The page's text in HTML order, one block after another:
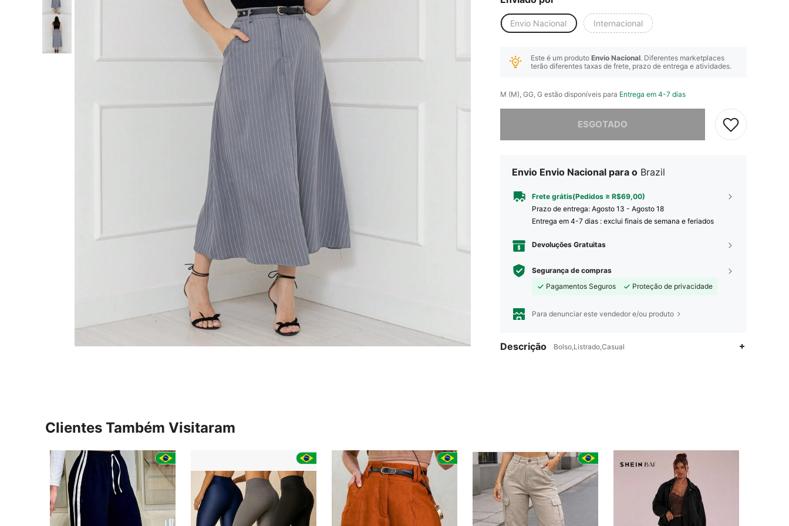
Envio Nacional Internacional
Este é um produto Envio Nacional. Diferentes marketplaces
terão diferentes taxas de frete, prazo de entrega e atividades.
M (M), GG, G estão disponíveis para Entrega em 4-7 dias
ESGOTADO
Desculpe, este produto está esgotado.
Envio Envio Nacional para o Brazil
Frete grátis(Pedidos ≥ R$69,00)
Prazo de entrega: Agosto 13 - Agosto 18
Entrega em 4-7 dias : exclui finais de semana e feriados
Devoluções Gratuitas
Segurança de compras
Pagamentos Seguros
Proteção de privacidade
Para denunciar este vendedor e/ou produto
Descrição Bolso,Listrado,Casual
Clientes Também Visitaram